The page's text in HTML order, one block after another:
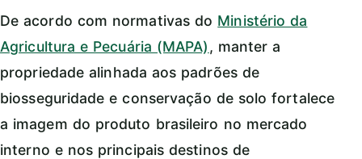
De acordo com normativas do Ministério da
Agricultura e Pecuária (MAPA), manter a
propriedade alinhada aos padrões de
biosseguridade e conservação de solo fortalece
a imagem do produto brasileiro no mercado
interno e nos principais destinos de